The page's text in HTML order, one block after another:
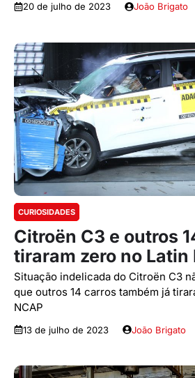
20 de julho de 2023 João Brigato
CURIOSIDADES
Citroën C3 e outros
tiraram zero no Latin
Situação indelicada do Citroën C3
que outros 14 carros também já
NCAP
13 de julho de 2023 João Brigato